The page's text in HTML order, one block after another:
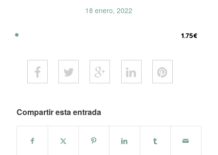
18 enero, 2022
1.75€
Compartir esta entrada